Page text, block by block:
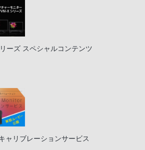
ーズ スペシャルコンテンツ
ャリブレーションサービス